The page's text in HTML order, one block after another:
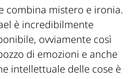
combina mistero e ironia.
è incredibilmente
ovviamente così
di emozioni e anche
intellettuale delle cose è